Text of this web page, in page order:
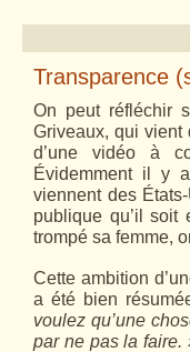
Transparence
On peut réfléchir
Griveaux, qui
d’une vidéo à
Évidemment il y
viennent des
publique qu’il
trompé sa femme,
Cette ambition
a été bien
voulez qu’une
par ne pas la faire.